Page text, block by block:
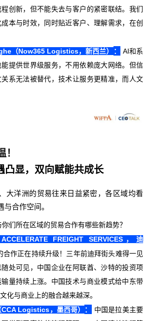
创新，但不能失去与客户的紧密联结。我们
本与时效，同时贴近客户、理解需求，在创
（Now365 Logistics，新西兰）
：
AI和系
提供世界级服务，不用依赖庞大网络。但信
系无法被替代，技术让服务更精准，而人文
凸显，双向赋能共成长
大洋洲的贸易往来日益紧密，各区域均看
合作空间。
你们所在区域的贸易合作有哪些新趋势？
FREIGHT SERVICES，迪
合作正在持续升级！三年前迪拜街头难得一见
处可见，中国企业在阿联酋、沙特的投资项
量持续上涨。中国技术与商业模式给中东带
化与商业上的融合越来越深。
Logistics，墨西哥） ：
中国是拉美主要